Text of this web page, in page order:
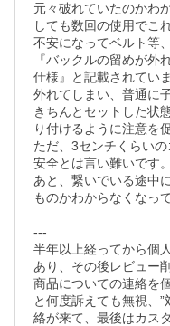
元々破れていたのかわ
しても数回の使用でこ
不安になってベルト等
『バックルの留めが外
仕様』と記載されてい
外れてしまい、普通に
きちんとセットした状
り付けるように注意を
ただ、3センチくらい
安全とは言い難いです。
あと、繋いでいる途中
ものかわからなくなっ
---
半年以上経ってから個
あり、その後レビュー
商品についての連絡を
と何度訴えても無視、
絡が来て、最後はカス